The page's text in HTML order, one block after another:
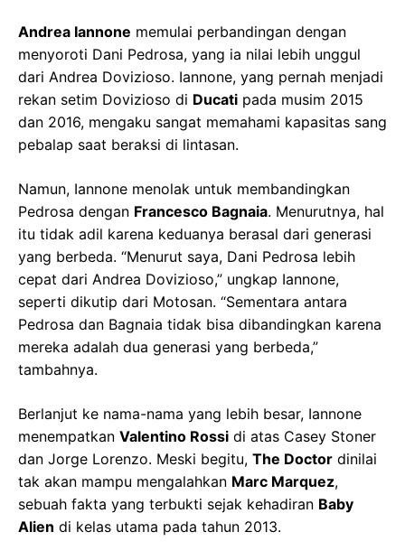
Andrea Iannone memulai perbandingan dengan
menyoroti Dani Pedrosa, yang ia nilai lebih unggul
dari Andrea Dovizioso. Iannone, yang pernah menjadi
rekan setim Dovizioso di Ducati pada musim 2015
dan 2016, mengaku sangat memahami kapasitas sang
pebalap saat beraksi di lintasan.
Namun, Iannone menolak untuk membandingkan
Pedrosa dengan Francesco Bagnaia. Menurutnya, hal
itu tidak adil karena keduanya berasal dari generasi
yang berbeda. “Menurut saya, Dani Pedrosa lebih
cepat dari Andrea Dovizioso,” ungkap Iannone,
seperti dikutip dari Motosan. “Sementara antara
Pedrosa dan Bagnaia tidak bisa dibandingkan karena
mereka adalah dua generasi yang berbeda,”
tambahnya.
Berlanjut ke nama-nama yang lebih besar, Iannone
menempatkan Valentino Rossi di atas Casey Stoner
dan Jorge Lorenzo. Meski begitu, The Doctor dinilai
tak akan mampu mengalahkan Marc Marquez,
sebuah fakta yang terbukti sejak kehadiran Baby
Alien di kelas utama pada tahun 2013.